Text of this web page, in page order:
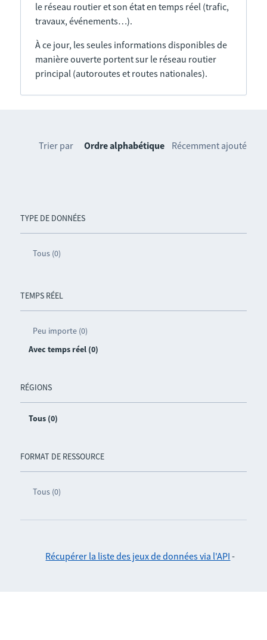
le réseau routier et son état en temps réel (trafic,
travaux, événements…).
À ce jour, les seules informations disponibles de
manière ouverte portent sur le réseau routier
principal (autoroutes et routes nationales).
TYPE DE DONNÉES
Tous (0)
TEMPS RÉEL
Peu importe (0)
Avec temps réel (0)
RÉGIONS
Tous (0)
FORMAT DE RESSOURCE
Tous (0)
Trier par Ordre alphabétique Récemment ajouté
Récupérer la liste des jeux de données via l'API -